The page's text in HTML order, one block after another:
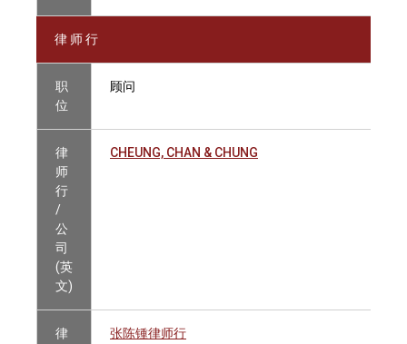
律 师 行
职
位
顾问
律
师
行
/
公
司
(英
文)
CHEUNG, CHAN & CHUNG
律
张陈锺律师行